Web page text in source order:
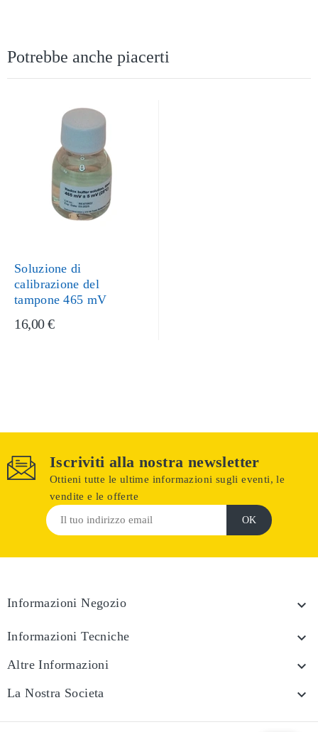
Potrebbe anche piacerti
Soluzione di
calibrazione del
tampone 465 mV
16,00 €
Iscriviti alla nostra newsletter
Ottieni tutte le ultime informazioni sugli eventi, le
vendite e le offerte
Informazioni Negozio 
Informazioni Tecniche 
Altre Informazioni 
La Nostra Societa 